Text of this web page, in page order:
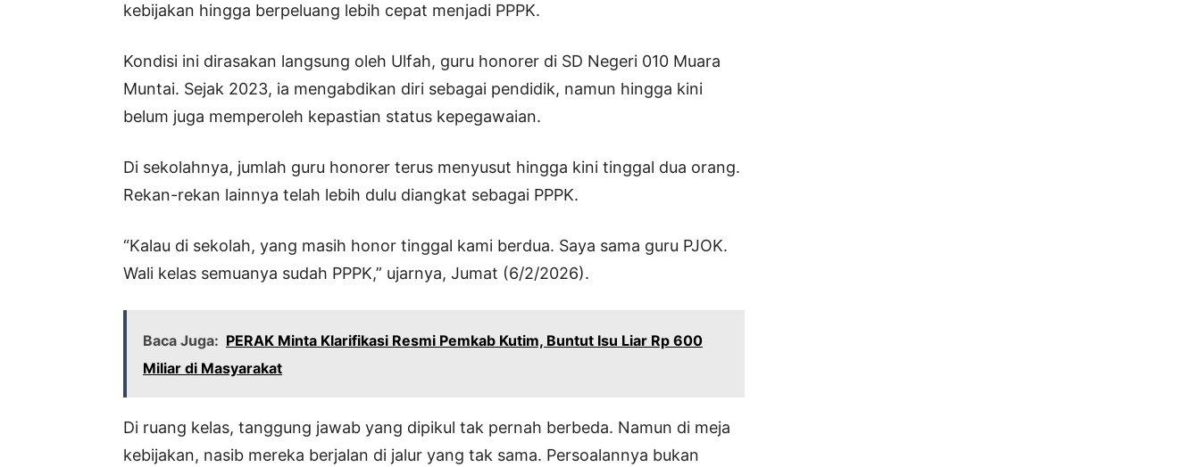
kebijakan hingga berpeluang lebih cepat menjadi PPPK.
Kondisi ini dirasakan langsung oleh Ulfah, guru honorer di SD Negeri 010 Muara
Muntai. Sejak 2023, ia mengabdikan diri sebagai pendidik, namun hingga kini
belum juga memperoleh kepastian status kepegawaian.
Di sekolahnya, jumlah guru honorer terus menyusut hingga kini tinggal dua orang.
Rekan-rekan lainnya telah lebih dulu diangkat sebagai PPPK.
“Kalau di sekolah, yang masih honor tinggal kami berdua. Saya sama guru PJOK.
Wali kelas semuanya sudah PPPK,” ujarnya, Jumat (6/2/2026).
Baca Juga: PERAK Minta Klarifikasi Resmi Pemkab Kutim, Buntut Isu Liar Rp 600
Miliar di Masyarakat
Di ruang kelas, tanggung jawab yang dipikul tak pernah berbeda. Namun di meja
kebijakan, nasib mereka berjalan di jalur yang tak sama. Persoalannya bukan